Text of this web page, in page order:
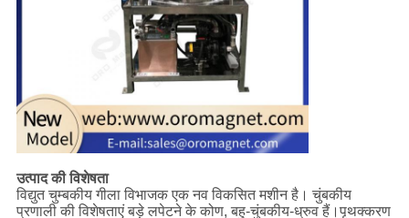
उत्पाद की विशेषता
विद्युत चुम्बकीय गीला विभाजक एक नव विकसित मशीन है। चुंबकीय
प्रणाली की विशेषताएं बड़े लपेटने के कोण, बहु-चुंबकीय-ध्रुव हैं।पृथक्करण